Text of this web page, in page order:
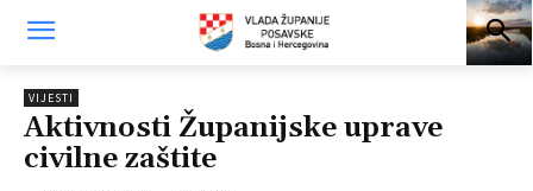
VIJESTI
Aktivnosti Županijske uprave
civilne zaštite